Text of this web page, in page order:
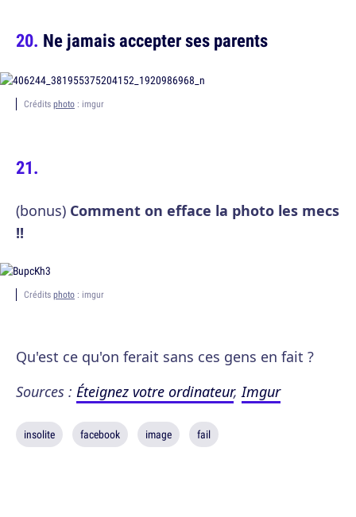
Ne jamais accepter ses parents
Crédits photo : imgur
(bonus) Comment on efface la photo les mecs
!!
Crédits photo : imgur
Qu'est ce qu'on ferait sans ces gens en fait ?
Sources : Éteignez votre ordinateur,Imgur
insolite facebook image fail